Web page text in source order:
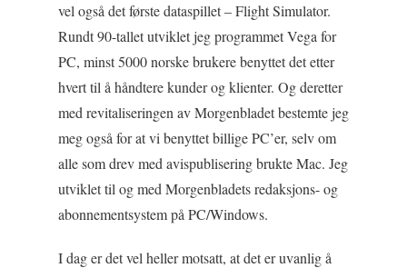
vel også det første dataspillet – Flight Simulator.
Rundt 90-tallet utviklet jeg programmet Vega for
PC, minst 5000 norske brukere benyttet det etter
hvert til å håndtere kunder og klienter. Og deretter
med revitaliseringen av Morgenbladet bestemte jeg
meg også for at vi benyttet billige PC’er, selv om
alle som drev med avispublisering brukte Mac. Jeg
utviklet til og med Morgenbladets redaksjons- og
abonnementsystem på PC/Windows.
I dag er det vel heller motsatt, at det er uvanlig å